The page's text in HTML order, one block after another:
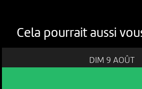
Cela pourrait aussi
DIM 9 AOÛT